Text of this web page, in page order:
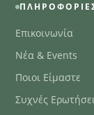
Επικοινωνία
Νέα & Events
Ποιοι Είμαστε
Συχνές